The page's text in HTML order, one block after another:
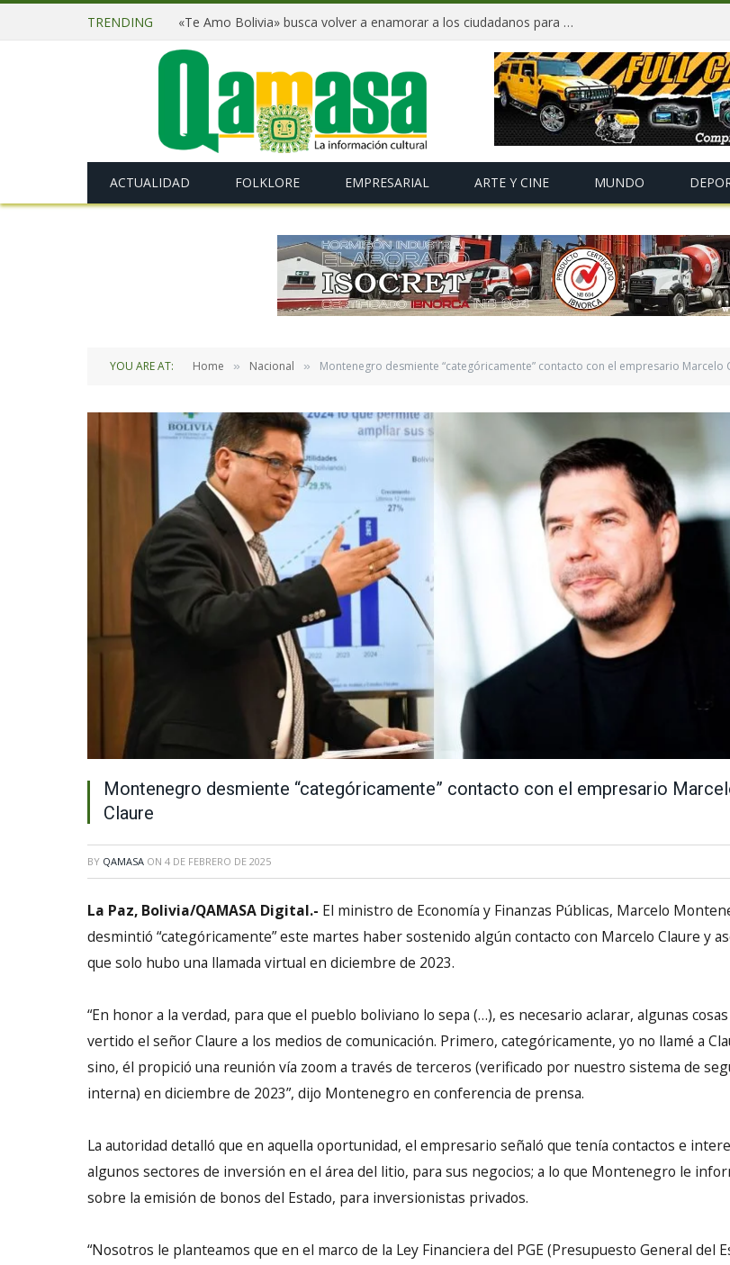
TRENDING «Te Amo Bolivia» busca volver a enamorar a los ciudadanos para impulsar el orgullo nacional
ACTUALIDAD FOLKLORE EMPRESARIAL ARTE Y CINE MUNDO
YOU ARE AT: Home » Nacional » Montenegro desmiente “categóricamente” contacto con el empresario Marcelo
Montenegro desmiente “categóricamente” contacto con el empresario
Claure
BY QAMASA ON 4 DE FEBRERO DE 2025
La Paz, Bolivia/QAMASA Digital.- El ministro de Economía y Finanzas Públicas, Marcelo
desmintió “categóricamente” este martes haber sostenido algún contacto con Marcelo Claure y
que solo hubo una llamada virtual en diciembre de 2023.
“En honor a la verdad, para que el pueblo boliviano lo sepa (…), es necesario aclarar, algunas
vertido el señor Claure a los medios de comunicación. Primero, categóricamente, yo no llamé a
sino, él propició una reunión vía zoom a través de terceros (verificado por nuestro sistema de
interna) en diciembre de 2023”, dijo Montenegro en conferencia de prensa.
La autoridad detalló que en aquella oportunidad, el empresario señaló que tenía contactos e
algunos sectores de inversión en el área del litio, para sus negocios; a lo que Montenegro le
sobre la emisión de bonos del Estado, para inversionistas privados.
“Nosotros le planteamos que en el marco de la Ley Financiera del PGE (Presupuesto General del